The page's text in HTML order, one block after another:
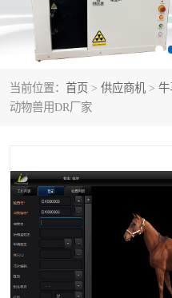
当前位置： 首页 > 供应商机 > 牛
动物兽用DR厂家
电力探伤仪耐张线夹探伤
仪
工业CT
C型臂